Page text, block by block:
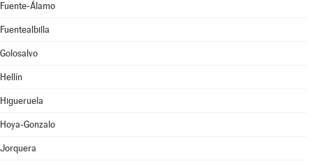
Fuente-Álamo
Fuentealbilla
Golosalvo
Hellín
Higueruela
Hoya-Gonzalo
Jorquera